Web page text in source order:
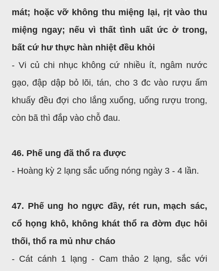
mát; hoặc vỡ không thu miệng lại, rịt vào thu
miệng ngay; nếu vì thất tình uất ức ở trong,
bất cứ hư thực hàn nhiệt đều khỏi
- Vi củ chi nhục không cứ nhiều ít, ngâm nước
gạo, đập dập bỏ lõi, tán, cho 3 đc vào rượu ấm
khuấy đều đợi cho lắng xuống, uống rượu trong,
còn bã thì đắp vào chỗ đau.
46. Phế ung đã thổ ra được
- Hoàng kỳ 2 lạng sắc uống nóng ngày 3 - 4 lần.
47. Phế ung ho ngực đầy, rét run, mạch sác,
cổ họng khô, không khát thổ ra đờm đục hôi
thối, thổ ra mủ như cháo
- Cát cánh 1 lạng - Cam thảo 2 lạng, sắc với